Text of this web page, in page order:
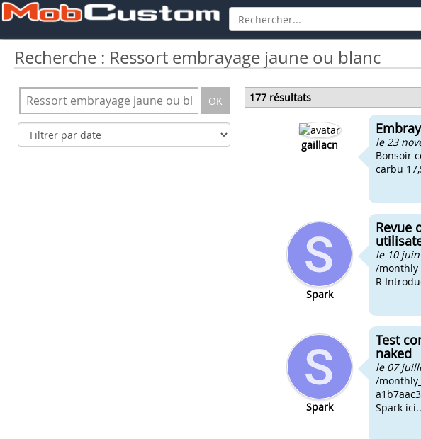
Recherche : Ressort embrayage jaune ou blanc
OK 177 résultats
gaillacn
le 23
Bonsoir
carbu
Spark
Revue
le 10
/
R
Spark
Test
naked
le 07
/
Spark